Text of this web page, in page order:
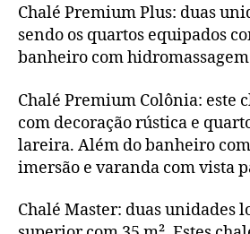
Chalé Premium Plus: duas
sendo os quartos equipados
banheiro com
Chalé Premium Colônia: este
com decoração rústica e
lareira. Além do banheiro
imersão e varanda com vista
Chalé Master: duas unidades